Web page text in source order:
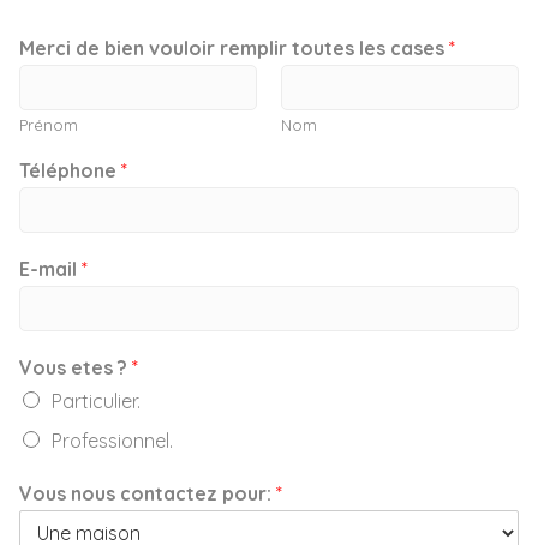
Merci de bien vouloir remplir toutes les cases *
Prénom Nom
Téléphone *
E-mail *
Vous etes ? *
Particulier.
Professionnel.
Vous nous contactez pour: *